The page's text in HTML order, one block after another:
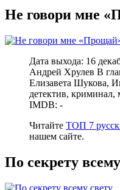
Не говори мне
Дата выхода: 16
Андрей Хрулев В
Елизавета Шукова,
детектив,
IMDB: -
Читайте ТОП 7
нашем сайте.
По секрету